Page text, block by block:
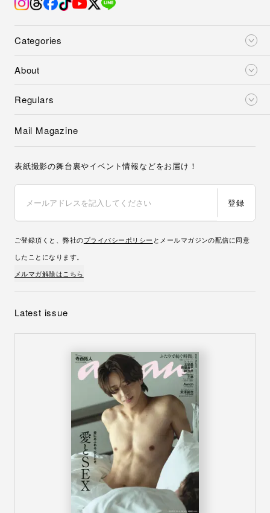
Categories
About
Regulars
Mail Magazine
表紙撮影の舞台裏やイベント情報などをお届け！
登録
ご登録頂くと、弊社のプライバシーポリシー とメールマガジンの配信に同意
したことになります。
メルマガ解除はこちら
Latest issue